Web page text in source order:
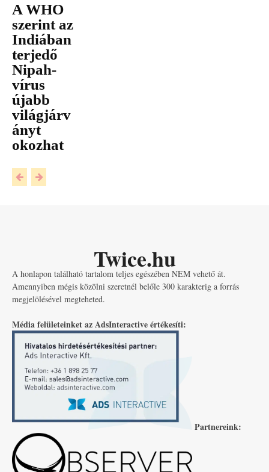
A WHO
szerint az
Indiában
terjedő
Nipah-
vírus
újabb
világjárv
ányt
okozhat
Twice.hu
A honlapon található tartalom teljes egészében NEM vehető át.
Amennyiben mégis közölni szeretnél belőle 300 karakterig a forrás
megjelölésével megteheted.
Média felületeinket az AdsInteractive értékesíti:
Partnereink: